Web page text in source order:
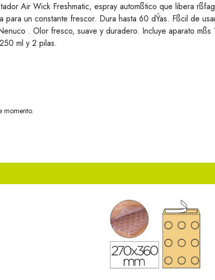
Air Wick Freshmatic, espray automßtico que libera
para un constante frescor. Dura hasta 60 dÝas. Fßcil de
. Olor fresco, suave y duradero. Incluye aparato mßs
ml y 2 pilas.
momento.